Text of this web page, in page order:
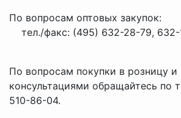
По вопросам оптовых закупок:
тел./факс: (495) 632-28-79, 632-
По вопросам покупки в розницу и
консультациями обращайтесь по
510-86-04.